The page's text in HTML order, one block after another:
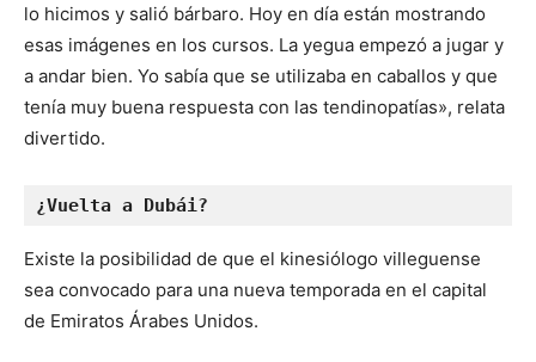
lo hicimos y salió bárbaro. Hoy en día están mostrando
esas imágenes en los cursos. La yegua empezó a jugar y
a andar bien. Yo sabía que se utilizaba en caballos y que
tenía muy buena respuesta con las tendinopatías», relata
divertido.
¿Vuelta a Dubái?
Existe la posibilidad de que el kinesiólogo villeguense
sea convocado para una nueva temporada en el capital
de Emiratos Árabes Unidos.